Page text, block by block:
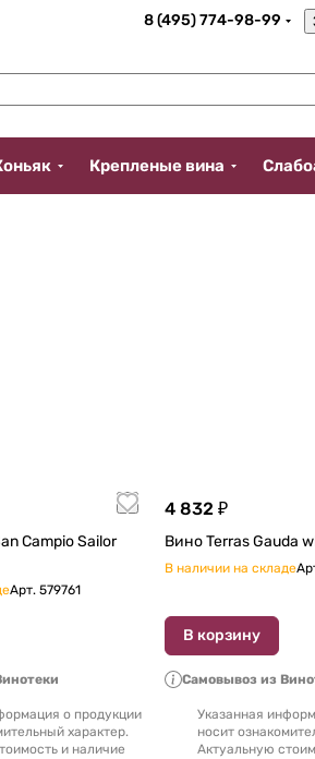
8 (495) 774-98-99
Крепленые вина
Campio Sailor
Арт. 579761
о продукции
характер.
и наличие
4 832 ₽
В наличии на складе
В корзину
Самовывоз из
Указанная
носит
Актуальную